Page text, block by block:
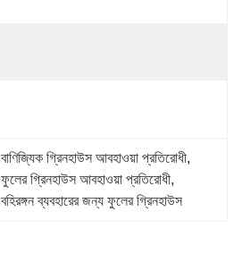
বাণিজ্যিক গ্রিনহাউস আবহাওয়া প্রতিরোধী,
ফুলের গ্রিনহাউস আবহাওয়া প্রতিরোধী,
বহিরঙ্গন ব্যবহারের জন্য ফুলের গ্রিনহাউস